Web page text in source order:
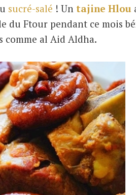
sucré-salé ! Un tajine Hlou
du Ftour pendant ce mois
comme al Aid Aldha.